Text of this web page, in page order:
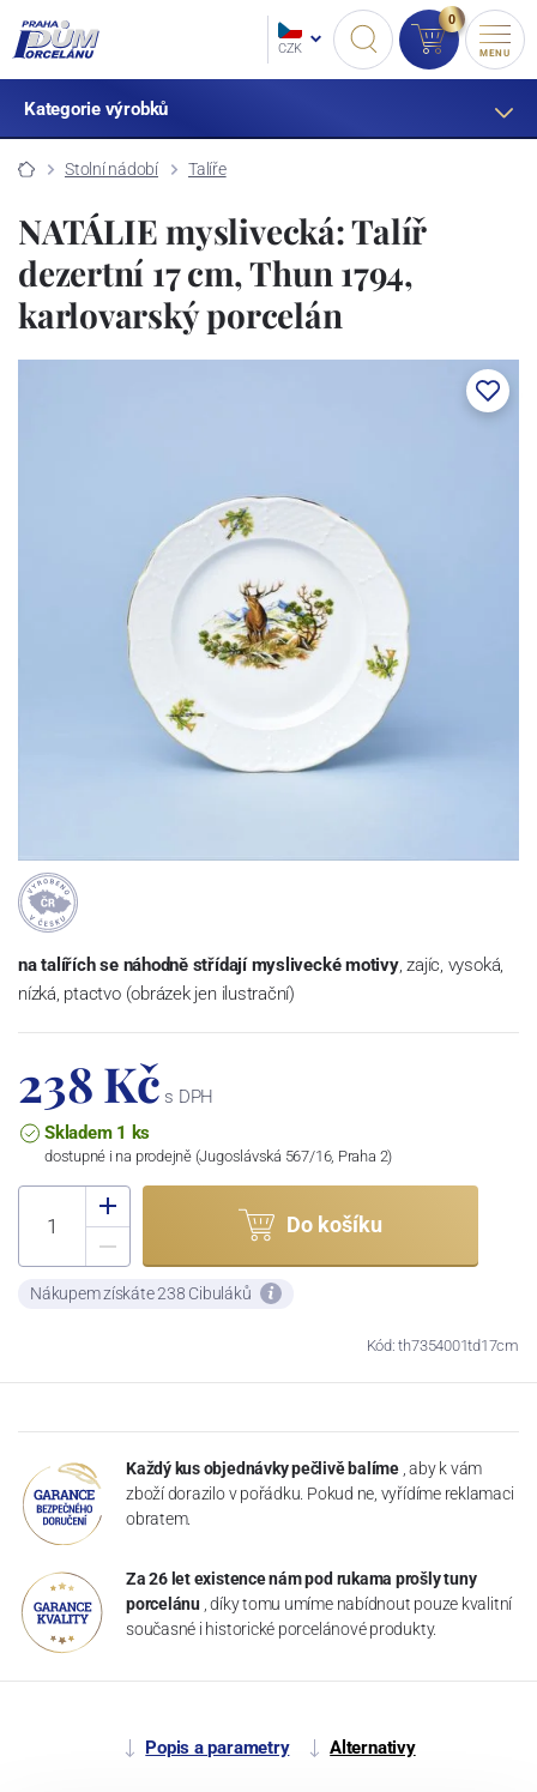
CZK
0
MENU
Kategorie výrobků
Stolní nádobí Talíře
NATÁLIE myslivecká: Talíř
dezertní 17 cm, Thun 1794,
karlovarský porcelán
na talířích se náhodně střídají myslivecké motivy, zajíc, vysoká,
nízká, ptactvo (obrázek jen ilustrační)
238 Kč s DPH
Skladem 1 ks
dostupné i na prodejně (Jugoslávská 567/16, Praha 2)
Do košíku
Nákupem získáte 238 Cibuláků
Kód: th7354001td17cm
Každý kus objednávky pečlivě balíme , aby k vám
zboží dorazilo v pořádku. Pokud ne, vyřídíme reklamaci
obratem.
Za 26 let existence nám pod rukama prošly tuny
porcelánu , díky tomu umíme nabídnout pouze kvalitní
současné i historické porcelánové produkty.
Popis a parametry Alternativy